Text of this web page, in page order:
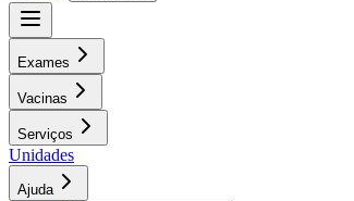
Exames
Vacinas
Serviços
Unidades
Ajuda